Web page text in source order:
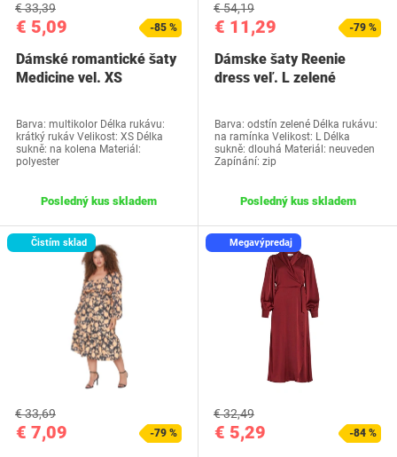
€ 5,09
€ 33,39
-85 %
Dámské romantické šaty
Medicine vel. XS
Barva: multikolor Délka rukávu:
krátký rukáv Velikost: XS Délka
sukně: na kolena Materiál:
polyester
Posledný kus skladem
€ 11,29
€ 54,19
-79 %
Dámske šaty Reenie
dress veľ. L zelené
Barva: odstín zelené Délka rukávu:
na ramínka Velikost: L Délka
sukně: dlouhá Materiál: neuveden
Zapínání: zip
Posledný kus skladem
Čistím sklad
€ 7,09
€ 33,69
-79 %
Megavýpredaj
€ 5,29
€ 32,49
-84 %